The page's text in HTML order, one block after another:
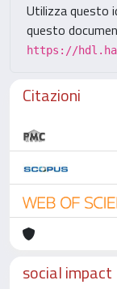
Utilizza questo
questo
https://
Citazioni
social impact